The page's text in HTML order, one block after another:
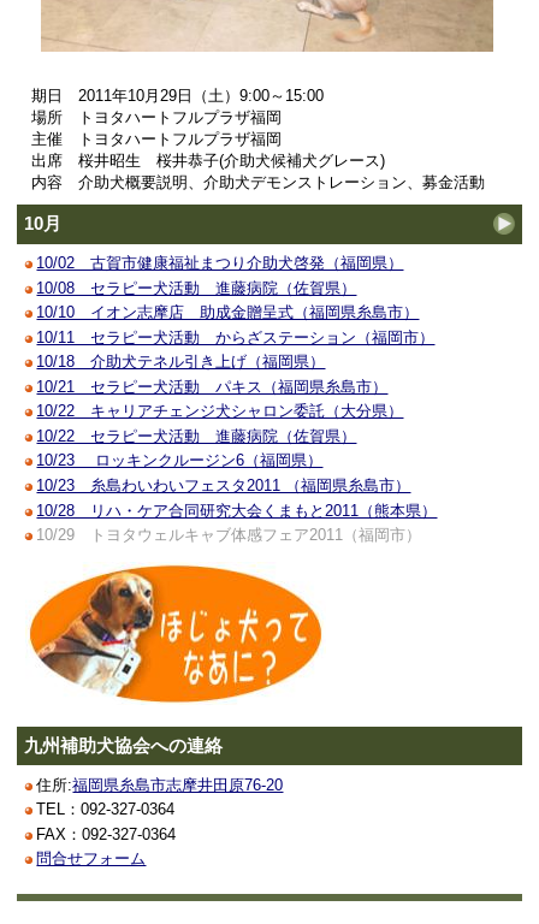
期日 2011年10月29日（土）9:00～15:00
場所 トヨタハートフルプラザ福岡
主催 トヨタハートフルプラザ福岡
出席 桜井昭生 桜井恭子(介助犬候補犬グレース)
内容 介助犬概要説明、介助犬デモンストレーション、募金活動
10月
10/02 古賀市健康福祉まつり介助犬啓発（福岡県）
10/08 セラピー犬活動 進藤病院（佐賀県）
10/10 イオン志摩店 助成金贈呈式（福岡県糸島市）
10/11 セラピー犬活動 からざステーション（福岡市）
10/18 介助犬テネル引き上げ（福岡県）
10/21 セラピー犬活動 パキス（福岡県糸島市）
10/22 キャリアチェンジ犬シャロン委託（大分県）
10/22 セラピー犬活動 進藤病院（佐賀県）
10/23 ロッキンクルージン6（福岡県）
10/23 糸島わいわいフェスタ2011 （福岡県糸島市）
10/28 リハ・ケア合同研究大会くまもと2011（熊本県）
10/29 トヨタウェルキャブ体感フェア2011（福岡市）
九州補助犬協会への連絡
住所:福岡県糸島市志摩井田原76-20
TEL：092-327-0364
FAX：092-327-0364
問合せフォーム